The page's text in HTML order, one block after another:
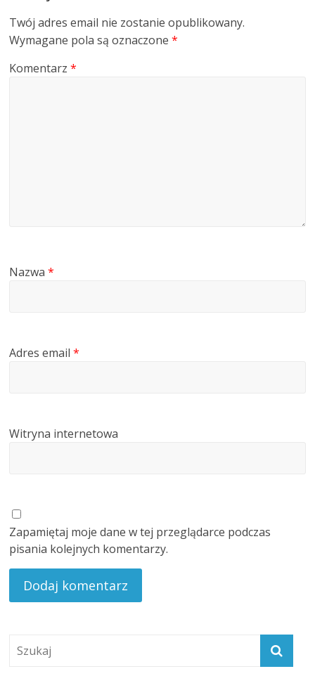
Twój adres email nie zostanie opublikowany.
Wymagane pola są oznaczone*
Komentarz*
Nazwa*
Adres email*
Witryna internetowa
Zapamiętaj moje dane w tej przeglądarce podczas
pisania kolejnych komentarzy.